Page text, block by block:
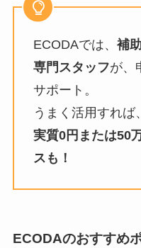
ECODAでは、 補
専門スタッフが、
サポート。
うまく活用すれば、
実質0円または50
スも！
ECODAのおすすめ